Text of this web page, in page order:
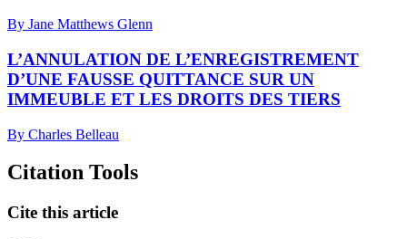
By Jane Matthews Glenn
L’ANNULATION DE L’ENREGISTREMENT
D’UNE FAUSSE QUITTANCE SUR UN
IMMEUBLE ET LES DROITS DES TIERS
By Charles Belleau
Citation Tools
Cite this article